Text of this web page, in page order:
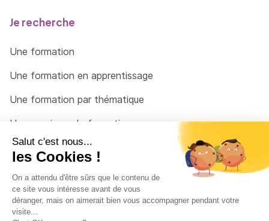
des arts
Je recherche
Une formation
Une formation en apprentissage
Une formation par thématique
Un organisme de formation
Un conseiller